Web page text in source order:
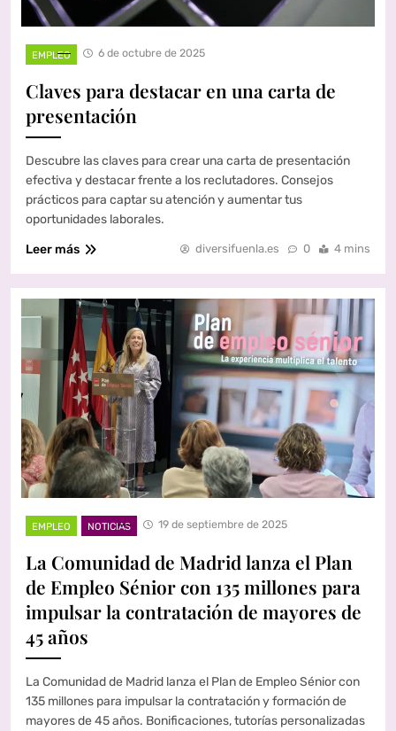
EMPLEO 6 de octubre de 2025
Claves para destacar en una carta de
presentación
Descubre las claves para crear una carta de presentación
efectiva y destacar frente a los reclutadores. Consejos
prácticos para captar su atención y aumentar tus
oportunidades laborales.
Leer más
diversifuenla.es 0 4 mins
EMPLEO NOTICIAS 19 de septiembre de 2025
La Comunidad de Madrid lanza el Plan
de Empleo Sénior con 135 millones para
impulsar la contratación de mayores de
45 años
La Comunidad de Madrid lanza el Plan de Empleo Sénior con
135 millones para impulsar la contratación y formación de
mayores de 45 años. Bonificaciones, tutorías personalizadas